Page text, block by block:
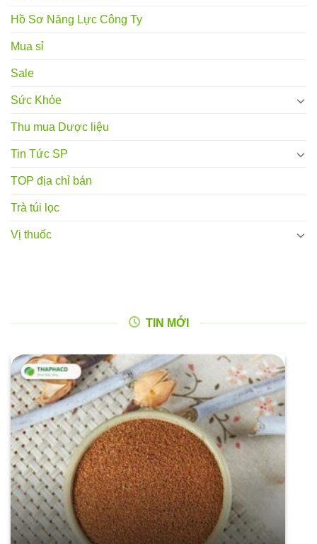
Hồ Sơ Năng Lực Công Ty
Mua sỉ
Sale
Sức Khỏe
Thu mua Dược liệu
Tin Tức SP
TOP địa chỉ bán
Trà túi lọc
Vị thuốc
TIN MỚI